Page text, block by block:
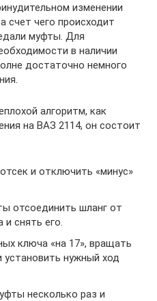
изменении
счет чего происходит
муфты. Для
в наличии
достаточно немного
алгоритм, как
на ВАЗ 2114, он состоит
и отключить «минус»
отсоединить шланг от
и снять его.
ключа «на 17», вращать
установить нужный ход
несколько раз и